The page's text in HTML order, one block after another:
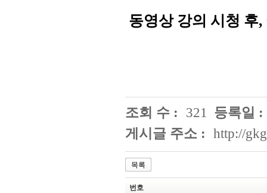
동영상 강의 시청 후
조회 수 : 321 등록일 :
게시글 주소 : http://
목록
번호